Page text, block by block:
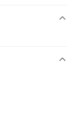
用無須另外申請。
跳轉到大哥付的交易
認頁面所載為準。
式。 讓您購物簡單